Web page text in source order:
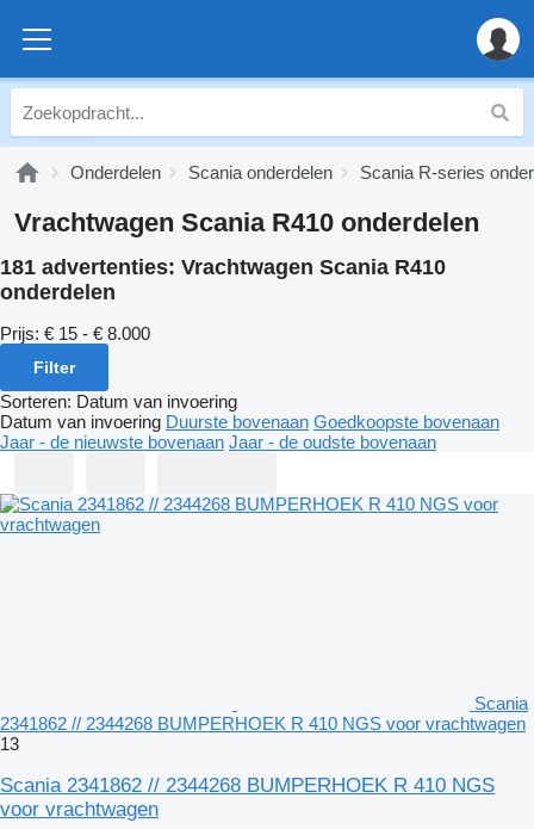
Onderdelen Scania onderdelen Scania R-series
Vrachtwagen Scania R410 onderdelen
181 advertenties: Vrachtwagen Scania R410
onderdelen
Prijs: € 15 - € 8.000
Filter
Sorteren: Datum van invoering
Datum van invoering Duurste bovenaan Goedkoopste bovenaan
Jaar - de nieuwste bovenaan Jaar - de oudste bovenaan
Scania
2341862 // 2344268 BUMPERHOEK R 410 NGS voor vrachtwagen
13
Scania 2341862 // 2344268 BUMPERHOEK R 410 NGS
voor vrachtwagen